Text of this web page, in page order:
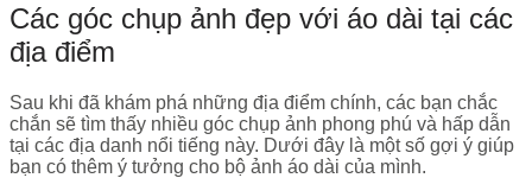
Các góc chụp ảnh đẹp với áo dài tại các
địa điểm
Sau khi đã khám phá những địa điểm chính, các bạn chắc
chắn sẽ tìm thấy nhiều góc chụp ảnh phong phú và hấp dẫn
tại các địa danh nổi tiếng này. Dưới đây là một số gợi ý giúp
bạn có thêm ý tưởng cho bộ ảnh áo dài của mình.